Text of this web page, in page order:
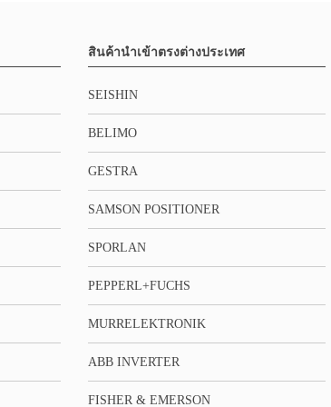
สินค้านำเข้าตรงต่างประเทศ
SEISHIN
BELIMO
GESTRA
SAMSON POSITIONER
SPORLAN
PEPPERL+FUCHS
MURRELEKTRONIK
ABB INVERTER
FISHER & EMERSON